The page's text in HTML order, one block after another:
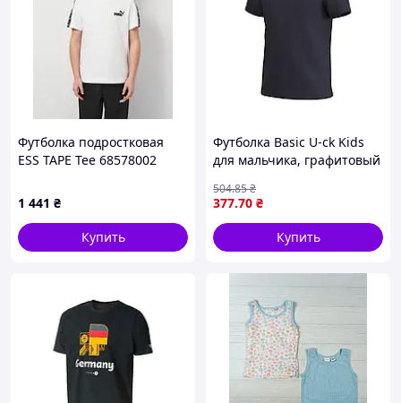
Футболка подростковая
ESS TAPE Tee 68578002
1 441 ₴
Купить
Футболка Basic U-ck Kids
для мальчика, графитовый
377.70 ₴
504.85₴
Купить